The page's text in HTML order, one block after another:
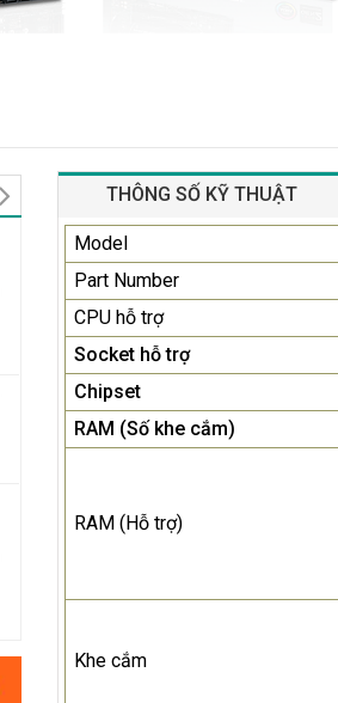
THÔNG SỐ KỸ THUẬT
Model
Part Number
CPU hỗ trợ
Socket hỗ trợ
Chipset
RAM (Số khe cắm)
RAM (Hỗ trợ)
Khe cắm